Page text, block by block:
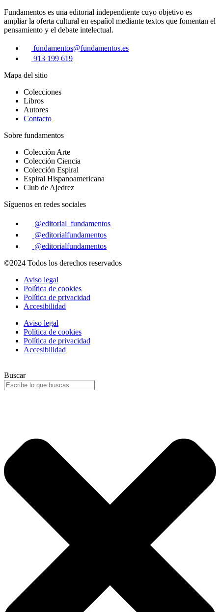
Fundamentos es una editorial independiente cuyo objetivo es
ampliar la oferta cultural en español mediante textos que fomentan el
pensamiento y el debate intelectual.
fundamentos@fundamentos.es
913 199 619
Mapa del sitio
Colecciones
Libros
Autores
Contacto
Sobre fundamentos
Colección Arte
Colección Ciencia
Colección Espiral
Espiral Hispanoamericana
Club de Ajedrez
Síguenos en redes sociales
@editorial_fundamentos
@editorialfundamentos
@editorialfundamentos
©2024 Todos los derechos reservados
Aviso legal
Política de cookies
Política de privacidad
Accesibilidad
Aviso legal
Política de cookies
Política de privacidad
Accesibilidad
Buscar